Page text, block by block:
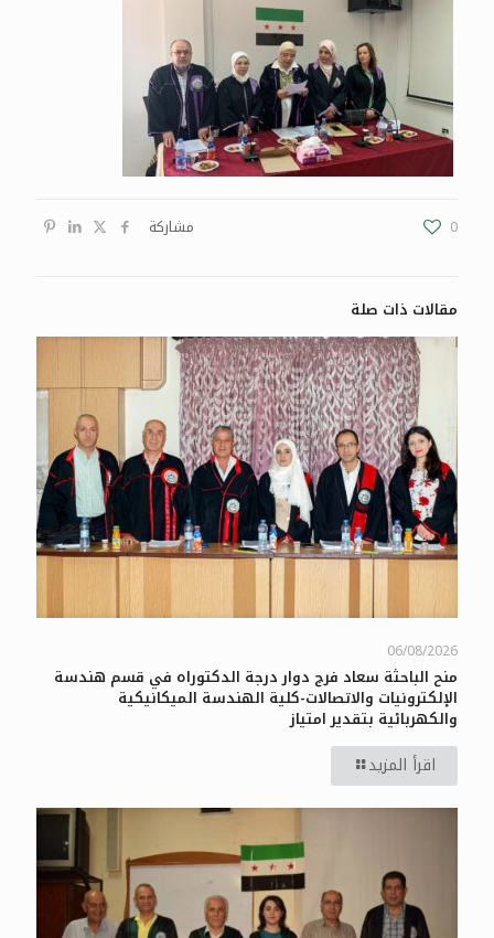
مشاركة 0
مقالات ذات صلة
06/08/2026
منح الباحثة سعاد فرج دوار درجة الدكتوراه في قسم هندسة
الإلكترونيات والاتصالات-كلية الهندسة الميكانيكية
والكهربائية بتقدير امتياز
اقرأ المزيد